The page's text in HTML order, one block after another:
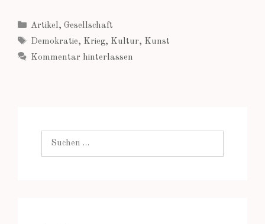
e
b
o
i
l
t
s
A
l
e
n
Kategorien
Artikel, Gesellschaft
Schlagwörter
Demokratie, Krieg, Kultur, Kunst
Kommentar hinterlassen
Suchen